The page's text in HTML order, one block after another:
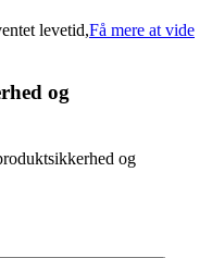
levetid,Få mere at vide
og
og